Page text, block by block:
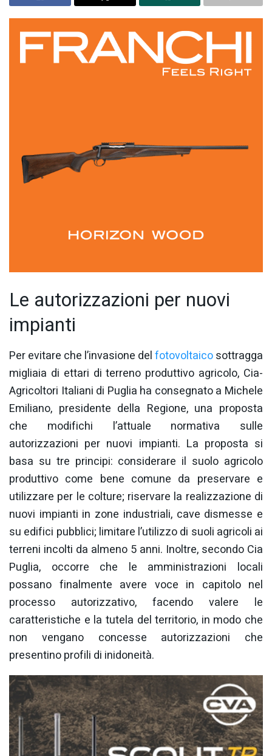
Le autorizzazioni per nuovi
impianti
Per evitare che l’invasione delfotovoltaicosottragga
migliaia di ettari di terreno produttivo agricolo, Cia-
Agricoltori Italiani di Puglia ha consegnato a Michele
Emiliano, presidente della Regione, una proposta
che modifichi l’attuale normativa sulle
autorizzazioni per nuovi impianti. La proposta si
basa su tre principi: considerare il suolo agricolo
produttivo come bene comune da preservare e
utilizzare per le colture; riservare la realizzazione di
nuovi impianti in zone industriali, cave dismesse e
su edifici pubblici; limitare l’utilizzo di suoli agricoli ai
terreni incolti da almeno 5 anni. Inoltre, secondo Cia
Puglia, occorre che le amministrazioni locali
possano finalmente avere voce in capitolo nel
processo autorizzativo, facendo valere le
caratteristiche e la tutela del territorio, in modo che
non vengano concesse autorizzazioni che
presentino profili di inidoneità.